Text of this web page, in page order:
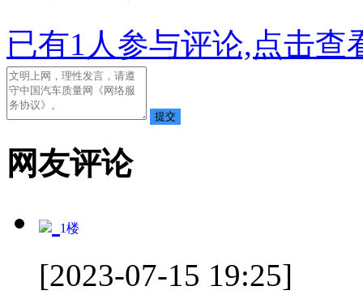
已有1 人参与评论,点击查
网友评论
1楼
[2023-07-15 19:25]